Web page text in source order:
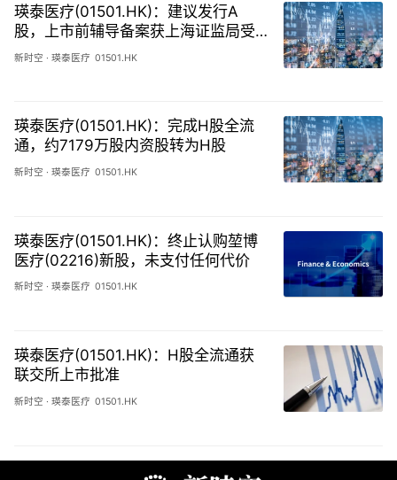
瑛泰医疗(01501.HK)：建议发行A
股，上市前辅导备案获上海证监局受
理
新时空 ·瑛泰医疗 01501.HK
瑛泰医疗(01501.HK)：完成H股全流
通，约7179万股内资股转为H股
新时空 ·瑛泰医疗 01501.HK
瑛泰医疗(01501.HK)：终止认购堃博
医疗(02216)新股，未支付任何代价
新时空 ·瑛泰医疗 01501.HK
瑛泰医疗(01501.HK)：H股全流通获
联交所上市批准
新时空 ·瑛泰医疗 01501.HK